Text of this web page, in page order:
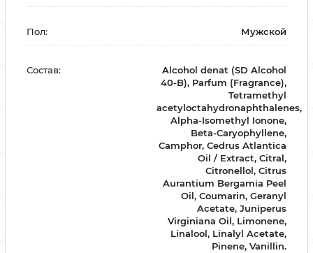
Пол: Мужской
Состав:
Alcohol denat (SD Alcohol
40-B), Parfum (Fragrance),
Tetramethyl
acetyloctahydronaphthalenes,
Alpha-Isomethyl Ionone,
Beta-Caryophyllene,
Camphor, Cedrus Atlantica
Oil / Extract, Citral,
Citronellol, Citrus
Aurantium Bergamia Peel
Oil, Coumarin, Geranyl
Acetate, Juniperus
Virginiana Oil, Limonene,
Linalool, Linalyl Acetate,
Pinene, Vanillin.